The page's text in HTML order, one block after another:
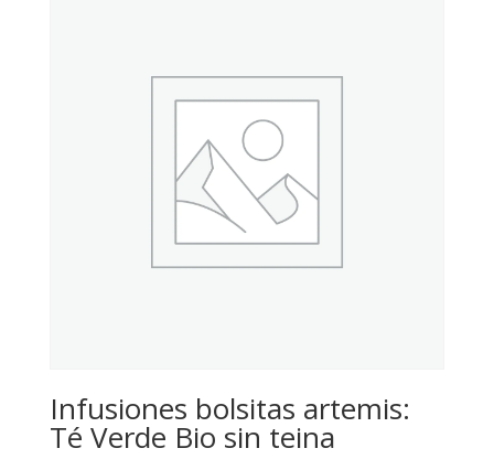
Infusiones bolsitas artemis:
Té Verde Bio sin teina